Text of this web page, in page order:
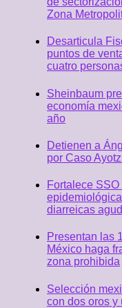
Zona
Desarticula
puntos de
cuatro
Sheinbaum
economía
año
Detienen a
por Caso
Fortalece
diarreicas
Presentan las
México haga
zona prohibida
Selección
con dos oros y